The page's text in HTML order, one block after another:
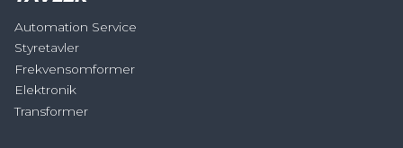
Automation Service
Styretavler
Frekvensomformer
Elektronik
Transformer